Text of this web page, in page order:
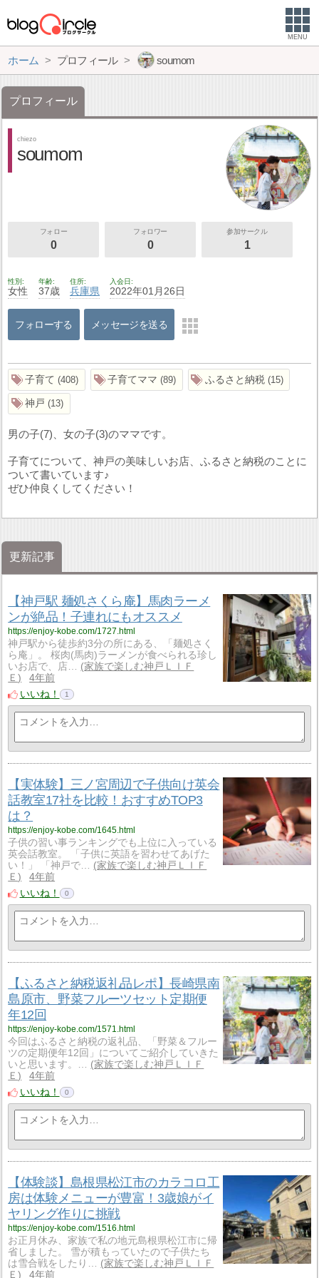
MENU
ホーム プロフィール soumom
プロフィール
chiezo
soumom
フォロー
0
フォロワー
0
参加サークル
1
性別
女性
年齢
37歳
住所
兵庫県
入会日
2022年01月26日
フォローする メッセージを送る
子育て 408 子育てママ 89 ふるさと納税 15
神戸 13
男の子(7)、女の子(3)のママです。
子育てについて、神戸の美味しいお店、ふるさと納税のことに
ついて書いています♪
ぜひ仲良くしてください！
更新記事
【神戸駅 麺処さくら庵】馬肉ラーメ
ンが絶品！子連れにもオススメ
https://enjoy-kobe.com/1727.html
神戸駅から徒歩約3分の所にある、「麺処さく
ら庵」。 桜肉(馬肉)ラーメンが食べられる珍し
いお店で、店…
家族で楽しむ神戸ＬＩＦ
Ｅ
4年前
いいね！
1
【実体験】三ノ宮周辺で子供向け英会
話教室17社を比較！おすすめTOP3
は？
https://enjoy-kobe.com/1645.html
子供の習い事ランキングでも上位に入っている
英会話教室。 「子供に英語を習わせてあげた
い！」 「神戸で…
家族で楽しむ神戸ＬＩＦ
Ｅ
4年前
いいね！
0
【ふるさと納税返礼品レポ】長崎県南
島原市、野菜フルーツセット定期便
年12回
https://enjoy-kobe.com/1571.html
今回はふるさと納税の返礼品、「野菜＆フルー
ツの定期便年12回」についてご紹介していきた
いと思います。…
家族で楽しむ神戸ＬＩＦ
Ｅ
4年前
いいね！
0
【体験談】島根県松江市のカラコロ工
房は体験メニューが豊富！3歳娘がイ
ヤリング作りに挑戦
https://enjoy-kobe.com/1516.html
お正月休み、家族で私の地元島根県松江市に帰
省しました。 雪が積もっていたので子供たち
は雪合戦をしたり…
家族で楽しむ神戸ＬＩＦ
Ｅ
4年前